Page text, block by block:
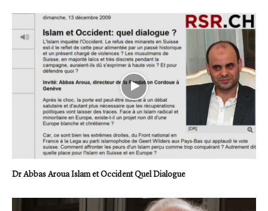
Dr Abbas Aroua Islam et Occident Quel Dialogue